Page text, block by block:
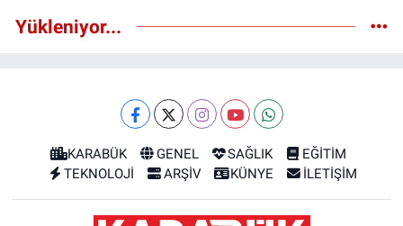
Yükleniyor...
KARABÜK GENEL SAĞLIK
EĞİTİM
TEKNOLOJİ
ARŞİV KÜNYE İLETİŞİM